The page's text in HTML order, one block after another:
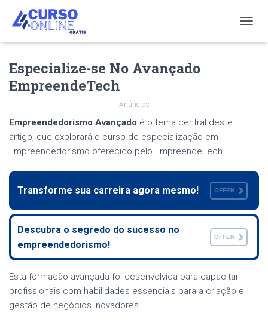
O
N
Especialize-se No Avançado
EmpreendeTech
Anúncios
Empreendedorismo Avançado é o tema central deste
artigo, que explorará o curso de especialização em
Empreendedorismo oferecido pelo EmpreendeTech.
Transforme sua carreira agora mesmo! OFFEN
Descubra o segredo do sucesso no
empreendedorismo!
OFFEN
Esta formação avançada foi desenvolvida para capacitar
profissionais com habilidades essenciais para a criação e
gestão de negócios inovadores.